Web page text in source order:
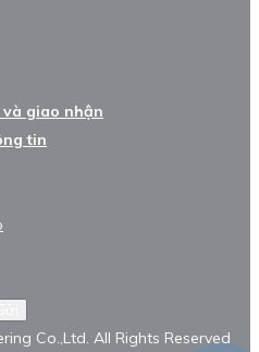
và giao nhận
tin
Co.,Ltd. All Rights Reserved